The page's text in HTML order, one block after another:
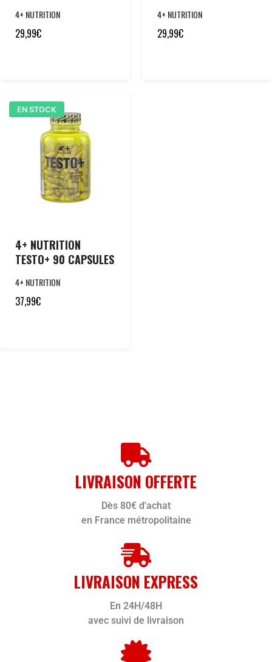
4+ NUTRITION
29,99€
4+ NUTRITION
29,99€
EN STOCK
4+ NUTRITION
TESTO+ 90 CAPSULES
4+ NUTRITION
37,99€
LIVRAISON OFFERTE
Dès 80€ d'achat
en France métropolitaine
LIVRAISON EXPRESS
En 24H/48H
avec suivi de livraison